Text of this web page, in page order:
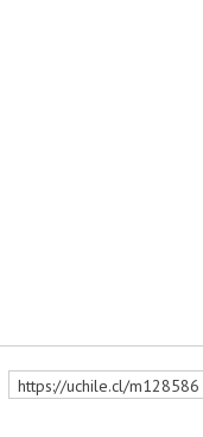
https://uchile.cl/m128586